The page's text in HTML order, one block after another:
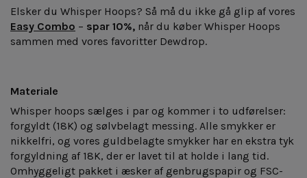
Elsker du Whisper Hoops? Så må du ikke gå glip af vores
Easy Combo – spar 10%, når du køber Whisper Hoops
sammen med vores favoritter Dewdrop.
Materiale
Whisper hoops sælges i par og kommer i to udførelser:
forgyldt (18K) og sølvbelagt messing. Alle smykker er
nikkelfri, og vores guldbelagte smykker har en ekstra tyk
forgyldning af 18K, der er lavet til at holde i lang tid.
Omhyggeligt pakket i æsker af genbrugspapir og FSC-